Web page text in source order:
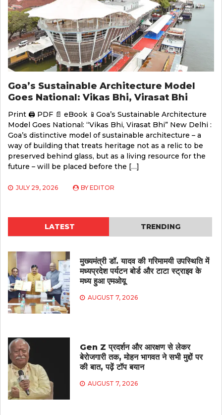
Goa’s Sustainable Architecture Model
Goes National: Vikas Bhi, Virasat Bhi
Print 🖨 PDF 📄 eBook 📱Goa’s Sustainable Architecture
Model Goes National: “Vikas Bhi, Virasat Bhi” New Delhi :
Goa’s distinctive model of sustainable architecture – a
way of building that treats heritage not as a relic to be
preserved behind glass, but as a living resource for the
future – will be placed before the […]
JULY 29, 2026 BY EDITOR
LATEST TRENDING
मुख्यमंत्री डॉ. यादव की गरिमामयी उपस्थिति में
मध्यप्रदेश पर्यटन बोर्ड और टाटा स्ट्राइव के
मध्य हुआ एमओयू
AUGUST 7, 2026
Gen Z प्रदर्शन और आरक्षण से लेकर
बेरोजगारी तक, मोहन भागवत ने सभी मुद्दों पर
की बात, पढ़ें टॉप बयान
AUGUST 7, 2026